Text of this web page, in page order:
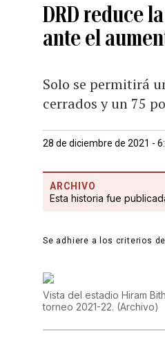
DRD reduce
ante el
Solo se permitirá
cerrados y un 75
28 de diciembre de 2021 -
ARCHIVO
Esta historia fue
Se adhiere a los criterios de
Vista del estadio Hiram
torneo 2021-22. (Archivo)